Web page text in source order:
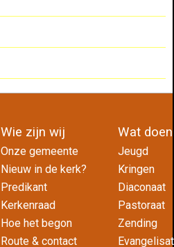
Wie zijn wij Wat
Onze gemeente
Jeugd
Nieuw in de kerk?
Kringen
Predikant
Diaconaat
Kerkenraad
Pastoraat
Hoe het begon
Zending
Route & contact